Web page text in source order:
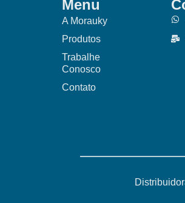
Menu
A Morauky
Produtos
Trabalhe
Conosco
Contato